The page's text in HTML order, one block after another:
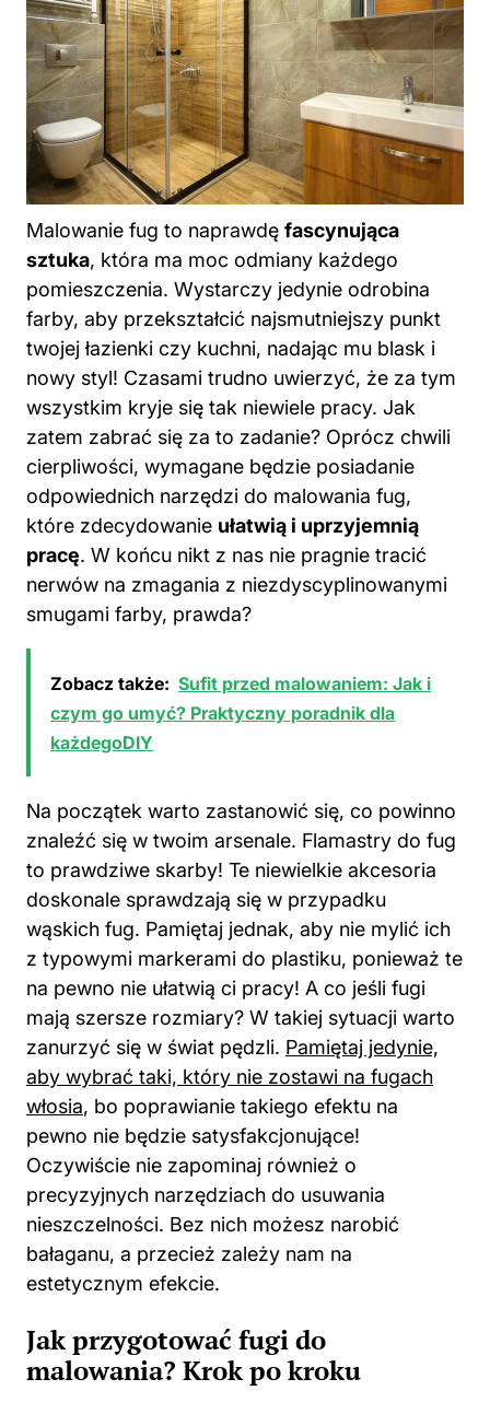
Malowanie fug to naprawdę fascynująca
sztuka, która ma moc odmiany każdego
pomieszczenia. Wystarczy jedynie odrobina
farby, aby przekształcić najsmutniejszy punkt
twojej łazienki czy kuchni, nadając mu blask i
nowy styl! Czasami trudno uwierzyć, że za tym
wszystkim kryje się tak niewiele pracy. Jak
zatem zabrać się za to zadanie? Oprócz chwili
cierpliwości, wymagane będzie posiadanie
odpowiednich narzędzi do malowania fug,
które zdecydowanie ułatwią i uprzyjemnią
pracę. W końcu nikt z nas nie pragnie tracić
nerwów na zmagania z niezdyscyplinowanymi
smugami farby, prawda?
Zobacz także: Sufit przed malowaniem: Jak i
czym go umyć? Praktyczny poradnik dla
każdegoDIY
Na początek warto zastanowić się, co powinno
znaleźć się w twoim arsenale. Flamastry do fug
to prawdziwe skarby! Te niewielkie akcesoria
doskonale sprawdzają się w przypadku
wąskich fug. Pamiętaj jednak, aby nie mylić ich
z typowymi markerami do plastiku, ponieważ te
na pewno nie ułatwią ci pracy! A co jeśli fugi
mają szersze rozmiary? W takiej sytuacji warto
zanurzyć się w świat pędzli. Pamiętaj jedynie,
aby wybrać taki, który nie zostawi na fugach
włosia, bo poprawianie takiego efektu na
pewno nie będzie satysfakcjonujące!
Oczywiście nie zapominaj również o
precyzyjnych narzędziach do usuwania
nieszczelności. Bez nich możesz narobić
bałaganu, a przecież zależy nam na
estetycznym efekcie.
Jak przygotować fugi do
malowania? Krok po kroku